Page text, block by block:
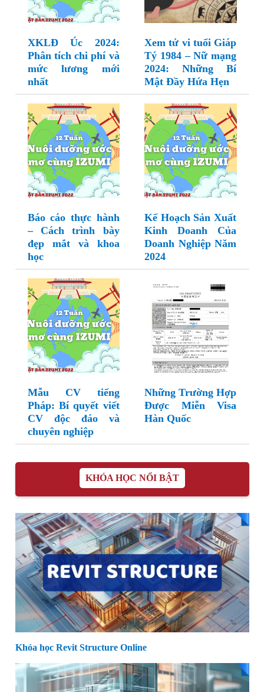
XKLĐ Úc 2024:
Phân tích chi phí và
mức lương mới
nhất
Xem tử vi tuổi Giáp
Tý 1984 – Nữ mạng
2024: Những Bí
Mật Đầy Hứa Hẹn
Báo cáo thực hành
– Cách trình bày
đẹp mắt và khoa
học
Kế Hoạch Sản Xuất
Kinh Doanh Của
Doanh Nghiệp Năm
2024
Mẫu CV tiếng
Pháp: Bí quyết viết
CV độc đáo và
chuyên nghiệp
Những Trường Hợp
Được Miễn Visa
Hàn Quốc
KHÓA HỌC NỔI BẬT
Khóa học Revit Structure Online